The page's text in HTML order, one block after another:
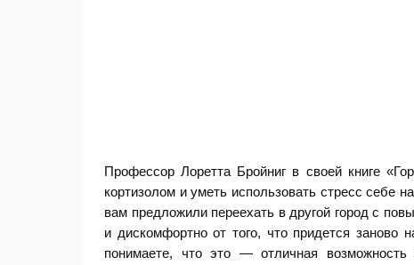
Профессор Лоретта Бройниг в своей книге
кортизолом и уметь использовать стресс себе
вам предложили переехать в другой город с
и дискомфортно от того, что придется
понимаете, что это — отличная